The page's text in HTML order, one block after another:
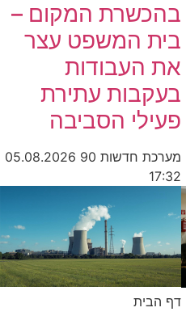
בהכשרת המקום –
בית המשפט עצר
את העבודות
בעקבות עתירת
פעילי הסביבה
מערכת חדשות 90
05.08.2026
17:32
דף הבית